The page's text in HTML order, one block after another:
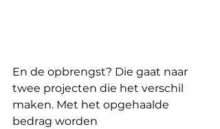
En de opbrengst? Die gaat naar
twee projecten die het verschil
maken. Met het opgehaalde
bedrag worden